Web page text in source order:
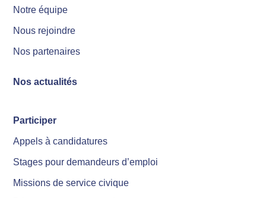
Notre équipe
Nous rejoindre
Nos partenaires
Nos actualités
Participer
Appels à candidatures
Stages pour demandeurs d’emploi
Missions de service civique